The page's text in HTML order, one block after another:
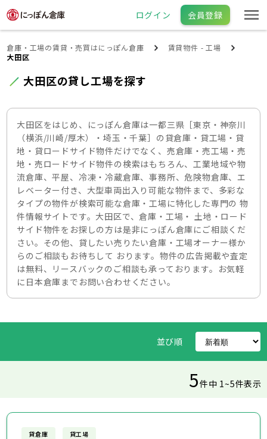
ログイン 会員登録
倉庫・工場の賃貸・売買はにっぽん倉庫
賃貸物件 - 工場
大田区
大田区の貸し工場を探す
大田区をはじめ、にっぽん倉庫は一都三県［東京・神奈川
（横浜/川崎/厚木）・埼玉・千葉］の貸倉庫・貸工場・貸
地・貸ロードサイド物件だけでなく、売倉庫・売工場・売
地・売ロードサイド物件の検索はもちろん、工業地域や物
流倉庫、平屋、冷凍・冷蔵倉庫、事務所、危険物倉庫、エ
レベーター付き、大型車両出入り可能な物件まで、多彩な
タイプの物件が検索可能な倉庫・工場に特化した専門の 物
件情報サイトです。大田区で、倉庫・工場・ 土地・ロード
サイド物件をお探しの方は是非にっぽん倉庫にご相談くだ
さい。その他、貸したい売りたい倉庫・工場オーナー様か
らのご相談もお待ちして おります。物件の広告掲載や査定
は無料、リースバックのご相談も承っております。お気軽
に日本倉庫までお問い合わせください。
並び順
5件中 1~5件表示
貸倉庫 貸工場